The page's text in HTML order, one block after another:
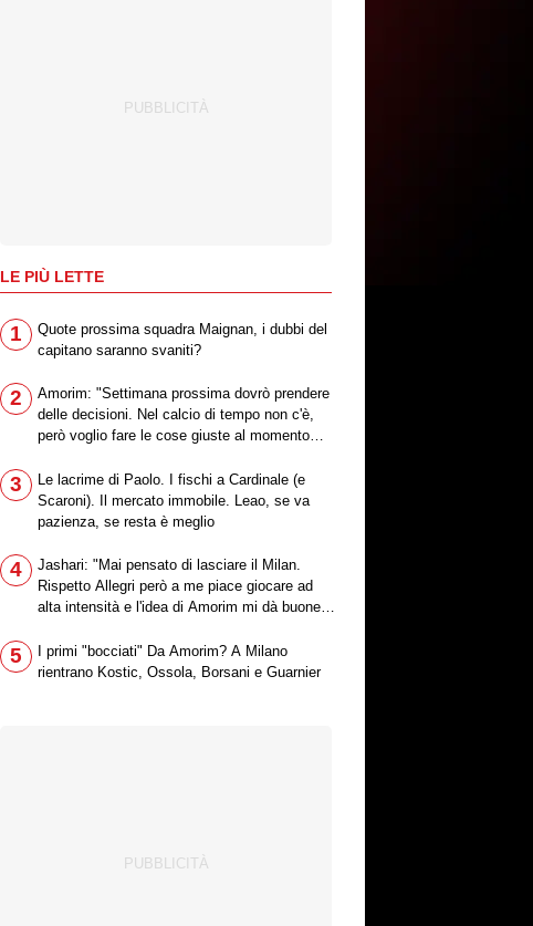
LE PIÙ LETTE
1
Quote prossima squadra Maignan, i dubbi del
capitano saranno svaniti?
2
Amorim: "Settimana prossima dovrò prendere
delle decisioni. Nel calcio di tempo non c'è,
però voglio fare le cose giuste al momento
3
Le lacrime di Paolo. I fischi a Cardinale (e
Scaroni). Il mercato immobile. Leao, se va
pazienza, se resta è meglio
4
Jashari: "Mai pensato di lasciare il Milan.
Rispetto Allegri però a me piace giocare ad
alta intensità e l'idea di Amorim mi dà buone
5
I primi "bocciati" Da Amorim? A Milano
rientrano Kostic, Ossola, Borsani e Guarnier